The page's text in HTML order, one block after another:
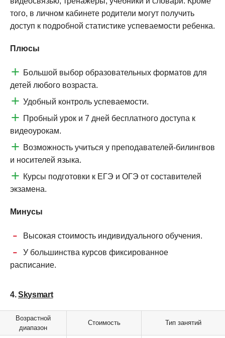
того, в личном кабинете родители могут получить
доступ к подробной статистике успеваемости ребенка.
Плюсы
Большой выбор образовательных форматов для
детей любого возраста.
Удобный контроль успеваемости.
Пробный урок и 7 дней бесплатного доступа к
видеоурокам.
Возможность учиться у преподавателей-билингвов
и носителей языка.
Курсы подготовки к ЕГЭ и ОГЭ от составителей
экзамена.
Минусы
Высокая стоимость индивидуального обучения.
У большинства курсов фиксированное
расписание.
4.Skysmart
Возрастной
диапазон
Стоимость Тип занятий